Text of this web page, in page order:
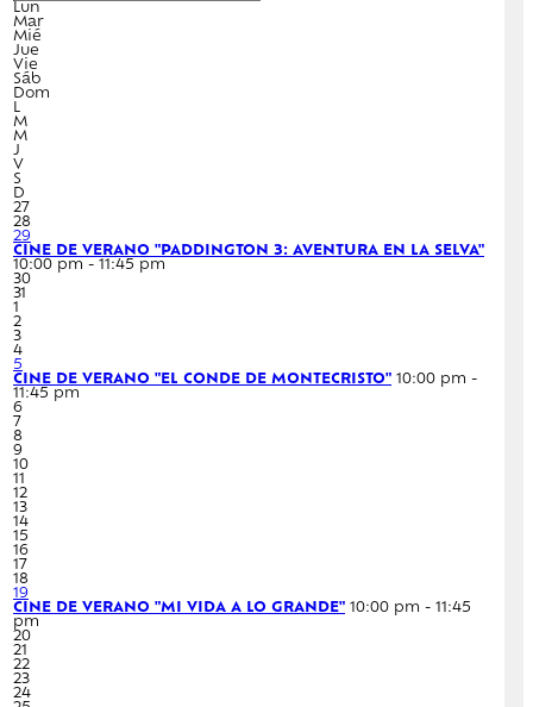
Lun
Mar
Mié
Jue
Vie
Sáb
Dom
L
M
M
J
V
S
D
27
28
29
CINE DE VERANO "PADDINGTON 3: AVENTURA EN LA SELVA"
10:00 pm - 11:45 pm
30
31
1
2
3
4
5
CINE DE VERANO "EL CONDE DE MONTECRISTO" 10:00 pm -
11:45 pm
6
7
8
9
10
11
12
13
14
15
16
17
18
19
CINE DE VERANO "MI VIDA A LO GRANDE" 10:00 pm - 11:45
pm
20
21
22
23
24